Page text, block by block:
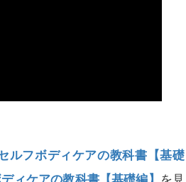
ルフボディケアの教科書【基礎